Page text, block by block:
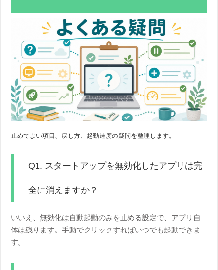
止めてよい項目、戻し方、起動速度の疑問を整理します。
Q1. スタートアップを無効化したアプリは完
全に消えますか？
いいえ、無効化は自動起動のみを止める設定で、アプリ自
体は残ります。手動でクリックすればいつでも起動できま
す。